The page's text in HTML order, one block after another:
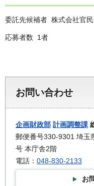
委託先候補者 株式会社官
応募者数 1者
お問い合わせ
企画財政部 計画調整課
郵便番号330-9301 埼玉
号 本庁舎2階
電話： 048-830-2133
お